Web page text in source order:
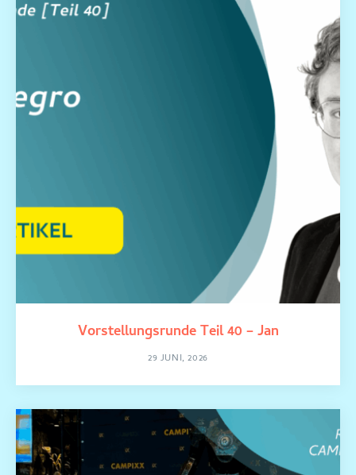
Vorstellungsrunde Teil 40 – Jan
29 JUNI, 2026